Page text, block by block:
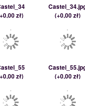
+0,00 zł)
(+0,00 zł)
+0,00 zł)
(+0,00 zł)